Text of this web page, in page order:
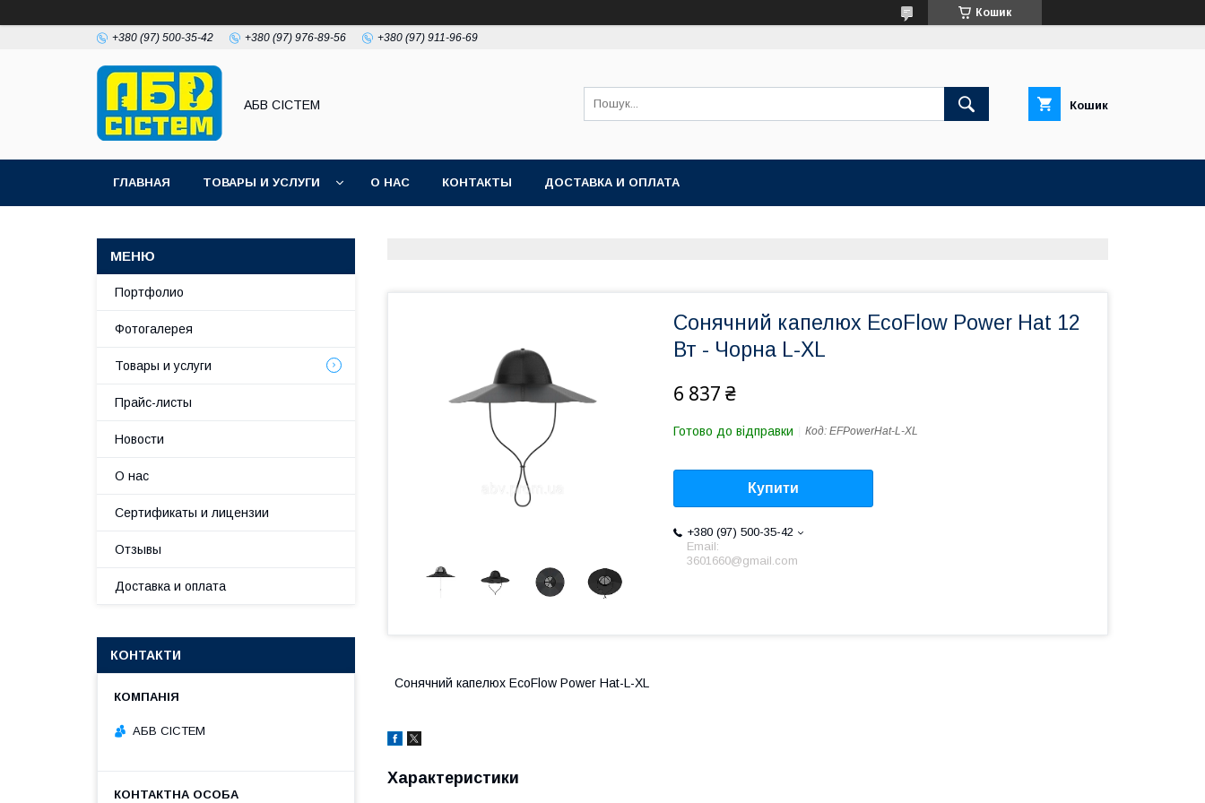
Кошик
+380 (97) 500-35-42 +380 (97) 976-89-56 +380 (97) 911-96-69
АБВ СІСТЕМ Кошик
ГЛАВНАЯ ТОВАРЫ И УСЛУГИ О НАС КОНТАКТЫ ДОСТАВКА И ОПЛАТА
Сонячний капелюх EcoFlow Power Hat 12
Вт - Чорна L-XL
6 837 ₴
Готово до відправки Код: EFPowerHat-L-XL
Купити
+380 (97) 500-35-42
Email:
3601660@gmail.com
Сонячний капелюх EcoFlow Power Hat-L-XL
Характеристики
Портфолио
Фотогалерея
Товары и услуги
Прайс-листы
Новости
О нас
Сертификаты и лицензии
Отзывы
Доставка и оплата
КОНТАКТИ
АБВ СІСТЕМ